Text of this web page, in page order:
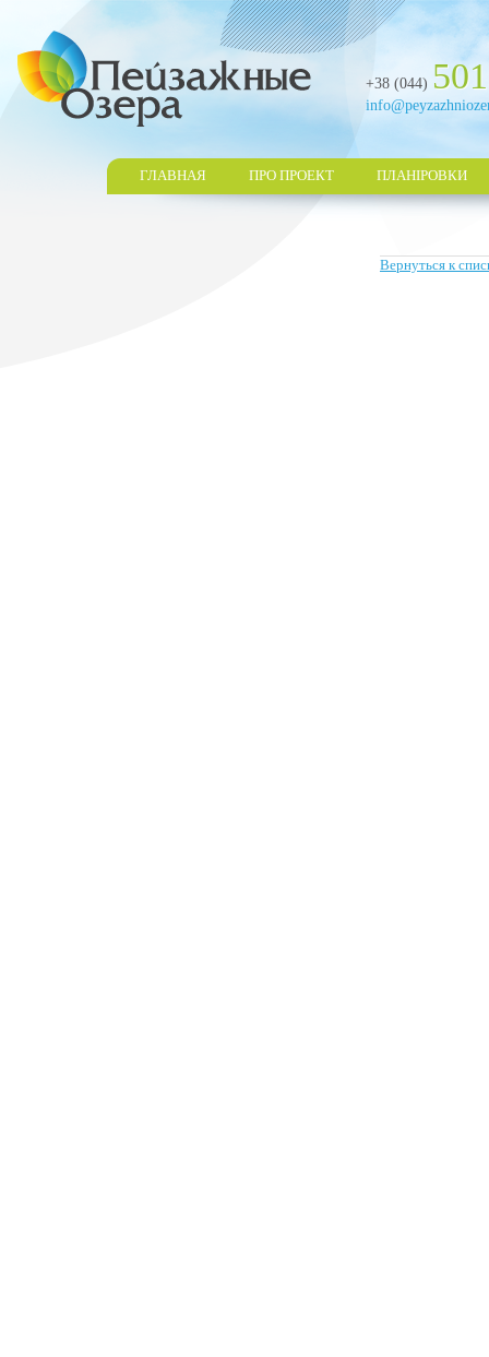
+38 (044)
ГЛАВНАЯ ПРО ПРОЕКТ ПЛАНІРОВКИ
Вернуться к